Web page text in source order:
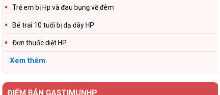
Trẻ em bị Hp và đau bụng về đêm
Bé trai 10 tuổi bị dạ dày HP
Đơn thuốc diệt HP
Xem thêm
ĐIỂM BÁN GASTIMUNHP